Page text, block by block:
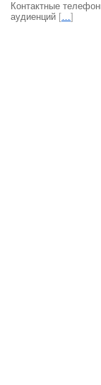
Контактные
аудиенций […]